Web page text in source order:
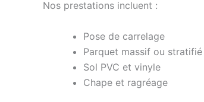
Nos prestations incluent :
Pose de carrelage
Parquet massif ou stratifié
Sol PVC et vinyle
Chape et ragréage